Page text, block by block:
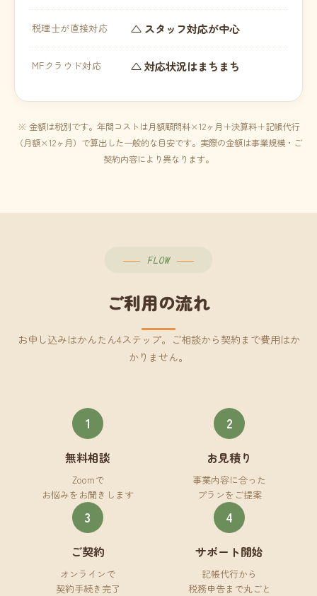
税理士が直接対応 △ スタッフ対応が中心
MFクラウド対応 △ 対応状況はまちまち
※ 金額は税別です。年間コストは月額顧問料×12ヶ月＋決算料＋記帳代行
（月額×12ヶ月）で算出した一般的な目安です。実際の金額は事業規模・ご
契約内容により異なります。
FLOW
ご利用の流れ
お申し込みはかんたん4ステップ。ご相談から契約まで費用はか
かりません。
1
無料相談
Zoomで
お悩みをお聞きします
2
お見積り
事業内容に合った
プランをご提案
3
ご契約
オンラインで
契約手続き完了
4
サポート開始
記帳代行から
税務申告まで丸ごと